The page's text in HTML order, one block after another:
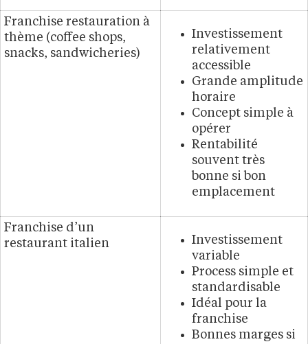
Franchise restauration à
thème (coffee shops,
snacks, sandwicheries)
Investissement
relativement
accessible
Grande amplitude
horaire
Concept simple à
opérer
Rentabilité
souvent très
bonne si bon
emplacement
Franchise d’un
restaurant italien
Investissement
variable
Process simple et
standardisable
Idéal pour la
franchise
Bonnes marges si